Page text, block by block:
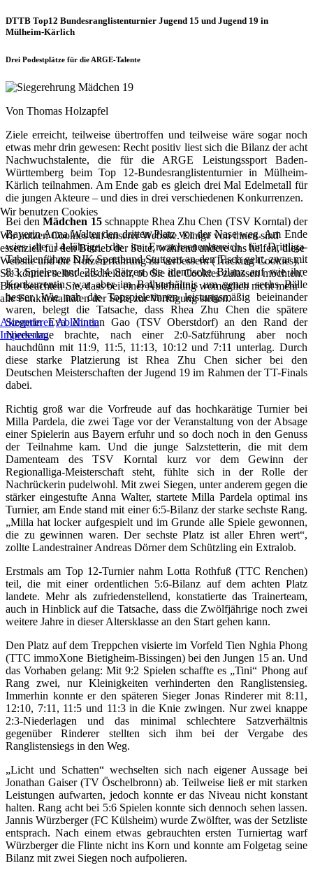
DTTB Top12 Bundesranglistenturnier Jugend 15 und Jugend 19 in
Mülheim-Kärlich
Drei Podestplätze für die ARGE-Talente
Von Thomas Holzapfel
Ziele erreicht, teilweise übertroffen und teilweise wäre sogar noch
etwas mehr drin gewesen: Recht positiv liest sich die Bilanz der acht
Nachwuchstalente, die für die ARGE Leistungssport Baden-
Württemberg beim Top 12-Bundesranglistenturnier in Mülheim-
Kärlich teilnahmen. Am Ende gab es gleich drei Mal Edelmetall für
die jungen Akteure – und dies in drei verschiedenen Konkurrenzen.
Bei denMädchen 15schnappte Rhea Zhu Chen (TSV Korntal) der
Bayerin Anna Walter den dritten Platz vor der Nase weg. Am Ende
wies die 14-Jährige, die im Erwachsenenbereich für Drittliga-
Tabellenführer DJK Sportbund Stuttgart an den Tisch geht, zwar mit
8:3 Spielen und 28:14 Sätzen die identische Bilanz auf wie ihre
Konkurrentin, war aber im Ballverhältnis um genau sechs Bälle
besser. Wie nah die Topspielerinnen leistungsmäßig beieinander
waren, belegt die Tatsache, dass Rhea Zhu Chen die spätere
Siegerin Eva Xintian Gao (TSV Oberstdorf) an den Rand der
Niederlage brachte, nach einer 2:0-Satzführung aber noch
hauchdünn mit 11:9, 11:5, 11:13, 10:12 und 7:11 unterlag. Durch
diese starke Platzierung ist Rhea Zhu Chen sicher bei den
Deutschen Meisterschaften der Jugend 19 im Rahmen der TT-Finals
dabei.
Richtig groß war die Vorfreude auf das hochkarätige Turnier bei
Milla Pardela, die zwei Tage vor der Veranstaltung von der Absage
einer Spielerin aus Bayern erfuhr und so doch noch in den Genuss
der Teilnahme kam. Und die junge Salzstetterin, die mit dem
Damenteam des TSV Korntal kurz vor dem Gewinn der
Regionalliga-Meisterschaft steht, fühlte sich in der Rolle der
Nachrückerin pudelwohl. Mit zwei Siegen, unter anderem gegen die
stärker eingestufte Anna Walter, startete Milla Pardela optimal ins
Turnier, am Ende stand mit einer 6:5-Bilanz der starke sechste Rang.
„Milla hat locker aufgespielt und im Grunde alle Spiele gewonnen,
die zu gewinnen waren. Der sechste Platz ist aller Ehren wert“,
zollte Landestrainer Andreas Dörner dem Schützling ein Extralob.
Erstmals am Top 12-Turnier nahm Lotta Rothfuß (TTC Renchen)
teil, die mit einer ordentlichen 5:6-Bilanz auf dem achten Platz
landete. Mehr als zufriedenstellend, konstatierte das Trainerteam,
auch in Hinblick auf die Tatsache, dass die Zwölfjährige noch zwei
weitere Jahre in dieser Altersklasse an den Start gehen kann.
Den Platz auf dem Treppchen visierte im Vorfeld Tien Nghia Phong
(TTC immoXone Bietigheim-Bissingen) bei den Jungen 15 an. Und
das Vorhaben gelang: Mit 9:2 Spielen schaffte es „Tini“ Phong auf
Rang zwei, nur Kleinigkeiten verhinderten den Ranglistensieg.
Immerhin konnte er den späteren Sieger Jonas Rinderer mit 8:11,
12:10, 7:11, 11:5 und 11:3 in die Knie zwingen. Nur zwei knappe
2:3-Niederlagen und das minimal schlechtere Satzverhältnis
gegenüber Rinderer stellten sich ihm bei der Vergabe des
Ranglistensiegs in den Weg.
„Licht und Schatten“ wechselten sich nach eigener Aussage bei
Jonathan Gaiser (TV Öschelbronn) ab. Teilweise ließ er mit starken
Leistungen aufwarten, jedoch konnte er das Niveau nicht konstant
halten. Rang acht bei 5:6 Spielen konnte sich dennoch sehen lassen.
Jannis Würzberger (FC Külsheim) wurde Zwölfter, was der Setzliste
entsprach. Nach einem etwas gebrauchten ersten Turniertag warf
Würzberger die Flinte nicht ins Korn und konnte am Folgetag seine
Bilanz mit zwei Siegen noch aufpolieren.
Wir benutzen Cookies
Wir nutzen Cookies auf unserer Website. Einige von ihnen sind
essenziell für den Betrieb der Seite, während andere uns helfen, diese
Website und die Nutzererfahrung zu verbessern (Tracking Cookies).
Sie können selbst entscheiden, ob Sie die Cookies zulassen möchten.
Bitte beachten Sie, dass bei einer Ablehnung womöglich nicht mehr
alle Funktionalitäten der Seite zur Verfügung stehen.
AkzeptierenAblehnen
Impressum